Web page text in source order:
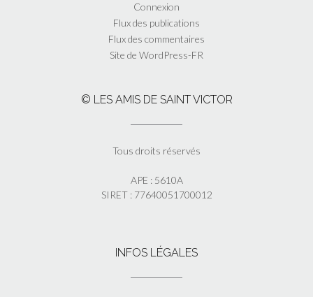
Connexion
Flux des publications
Flux des commentaires
Site de WordPress-FR
© LES AMIS DE SAINT VICTOR
Tous droits réservés
APE : 5610A
SIRET : 77640051700012
INFOS LÉGALES